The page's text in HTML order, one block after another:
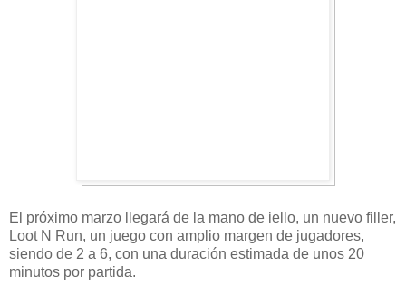
El próximo marzo llegará de la mano de iello, un nuevo filler,
Loot N Run, un juego con amplio margen de jugadores,
siendo de 2 a 6, con una duración estimada de unos 20
minutos por partida.